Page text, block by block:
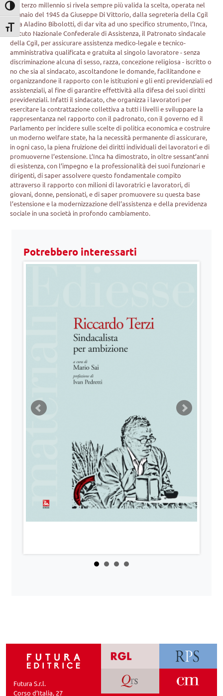
Attiva/disattiva alto contrasto
Attiva/disattiva dimensione testo
Nel terzo millennio si rivela sempre più valida la scelta, operata nel
gennaio del 1945 da Giuseppe Di Vittorio, dalla segreteria della Cgil
e da Aladino Bibolotti, di dar vita ad uno specifico strumento, l’Inca,
Istituto Nazionale Confederale di Assistenza, il Patronato sindacale
della Cgil, per assicurare assistenza medico-legale e tecnico-
amministrativa qualificata e gratuita al singolo lavoratore - senza
discriminazione alcuna di sesso, razza, concezione religiosa - iscritto o
no che sia al sindacato, ascoltandone le domande, facilitandone e
organizzandone il rapporto con le istituzioni e gli enti previdenziali ed
assistenziali, al fine di garantire effettività alla difesa dei suoi diritti
previdenziali. Infatti il sindacato, che organizza i lavoratori per
esercitare la contrattazione collettiva a tutti i livelli e sviluppare la
rappresentanza nel rapporto con il padronato, con il governo ed il
Parlamento per incidere sulle scelte di politica economica e costruire
un moderno welfare state, ha la necessità permanente di assicurare,
in ogni caso, la piena fruizione dei diritti individuali dei lavoratori e di
promuoverne l’estensione. L’Inca ha dimostrato, in oltre sessant’anni
di esistenza, con l’impegno e la professionalità dei suoi funzionari e
dirigenti, di saper assolvere questo fondamentale compito
attraverso il rapporto con milioni di lavoratrici e lavoratori, di
giovani, donne, pensionati, e di saper promuovere su questa base
l’estensione e la modernizzazione dell’assistenza e della previdenza
sociale in una società in profondo cambiamento.
Potrebbero interessarti
Futura S.r.l.
Corso d’Italia, 27